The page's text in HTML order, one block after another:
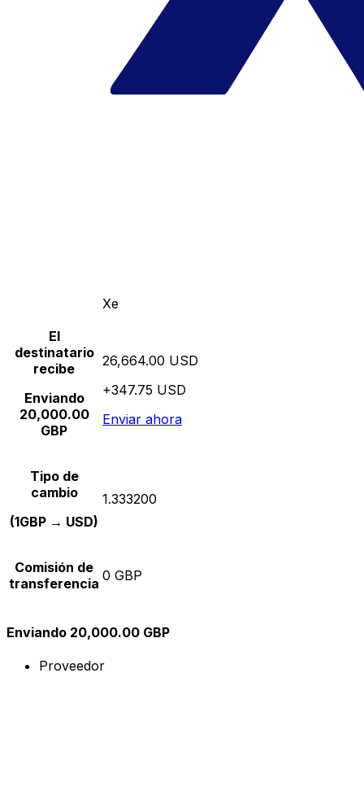
Xe
El
destinatario
recibe
Enviando
20,000.00
GBP
26,664.00 USD
+347.75 USD
Enviar ahora
Tipo de
cambio
(1GBP → USD)
1.333200
Comisión de
transferencia 0 GBP
Enviando 20,000.00 GBP
Proveedor